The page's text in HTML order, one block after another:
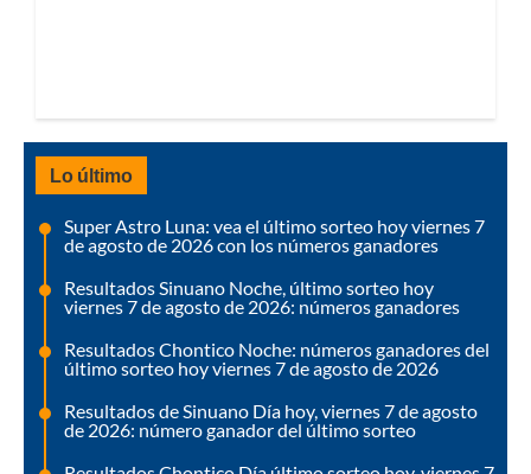
Lo último
Super Astro Luna: vea el último sorteo hoy viernes 7
de agosto de 2026 con los números ganadores
Resultados Sinuano Noche, último sorteo hoy
viernes 7 de agosto de 2026: números ganadores
Resultados Chontico Noche: números ganadores del
último sorteo hoy viernes 7 de agosto de 2026
Resultados de Sinuano Día hoy, viernes 7 de agosto
de 2026: número ganador del último sorteo